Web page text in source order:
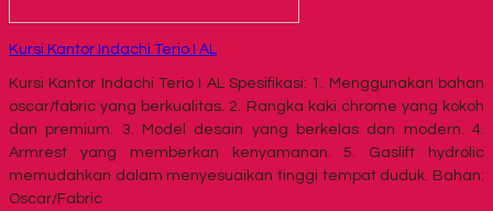
Kursi Kantor Indachi Terio I AL
Kursi Kantor Indachi Terio I AL Spesifikasi: 1. Menggunakan bahan
oscar/fabric yang berkualitas. 2. Rangka kaki chrome yang kokoh
dan premium. 3. Model desain yang berkelas dan modern. 4.
Armrest yang memberkan kenyamanan. 5. Gaslift hydrolic
memudahkan dalam menyesuaikan tinggi tempat duduk. Bahan:
Oscar/Fabric